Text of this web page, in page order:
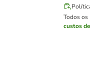
Todos os
custos